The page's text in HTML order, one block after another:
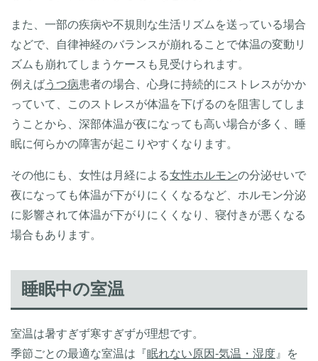
また、一部の疾病や不規則な生活リズムを送っている場合
などで、自律神経のバランスが崩れることで体温の変動リ
ズムも崩れてしまうケースも見受けられます。
例えばうつ病患者の場合、心身に持続的にストレスがかか
っていて、このストレスが体温を下げるのを阻害してしま
うことから、深部体温が夜になっても高い場合が多く、睡
眠に何らかの障害が起こりやすくなります。
その他にも、女性は月経による女性ホルモンの分泌せいで
夜になっても体温が下がりにくくなるなど、ホルモン分泌
に影響されて体温が下がりにくくなり、寝付きが悪くなる
場合もあります。
睡眠中の室温
室温は暑すぎず寒すぎずが理想です。
季節ごとの最適な室温は『眠れない原因-気温・湿度 』を